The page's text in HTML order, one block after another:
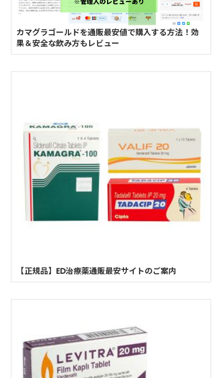
カマグラゴールドを通販最安値で購入する方法！効
果＆安全な飲み方もレビュー
【正規品】ED治療薬通販最安サイトのご案内